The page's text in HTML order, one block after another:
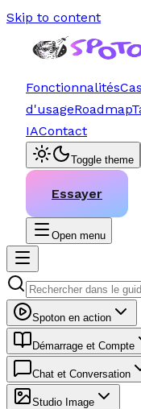
Skip to content
FonctionnalitésCas
d'usageRoadmap
IAContact
Toggle theme
Essayer
Open menu
Spoton en action
Démarrage et Compte
Chat et Conversation
Studio Image